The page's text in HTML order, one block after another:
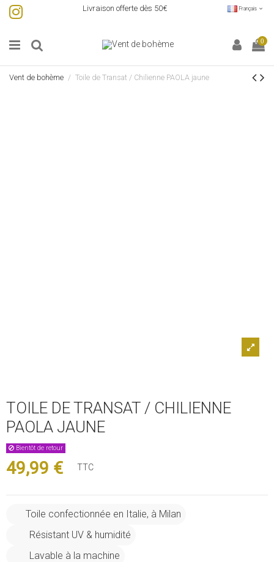
Livraison offerte dès 50€ Français
0
Vent de bohème Toile de Transat / Chilienne PAOLA jaune
TOILE DE TRANSAT / CHILIENNE
PAOLA JAUNE
Bientôt de retour
49,99 € TTC
Toile confectionnée en Italie, à Milan
Résistant UV & humidité
Lavable à la machine